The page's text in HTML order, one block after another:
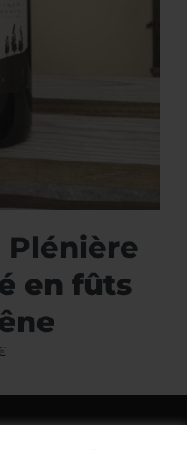
Plénière
en fûts